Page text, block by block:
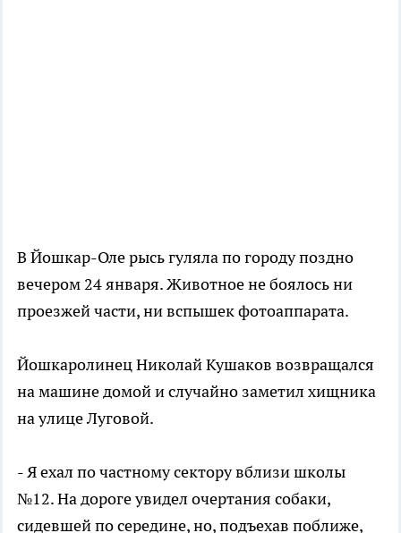
В Йошкар-Оле рысь гуляла по городу поздно
вечером 24 января. Животное не боялось ни
проезжей части, ни вспышек фотоаппарата.
Йошкаролинец Николай Кушаков возвращался
на машине домой и случайно заметил хищника
на улице Луговой.
- Я ехал по частному сектору вблизи школы
№12. На дороге увидел очертания собаки,
сидевшей по середине, но, подъехав поближе,